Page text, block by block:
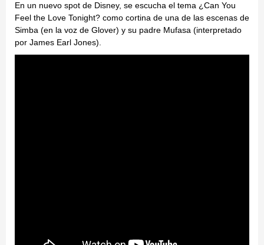
En un nuevo spot de Disney, se escucha el tema ¿Can You
Feel the Love Tonight? como cortina de una de las escenas de
Simba (en la voz de Glover) y su padre Mufasa (interpretado
por James Earl Jones).